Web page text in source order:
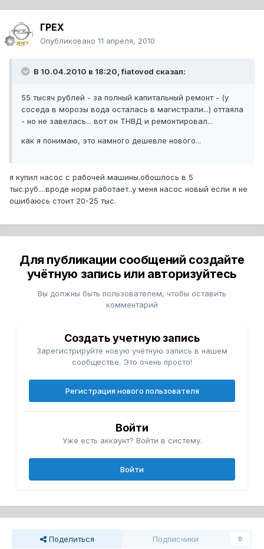
ГРЕХ
Опубликовано 11 апреля, 2010
В 10.04.2010 в 18:20, fiatovod сказал:
55 тысяч рублей - за полный капитальный ремонт - (у
соседа в морозы вода осталась в магистрали...) оттаяла
- но не завелась... вот он ТНВД и ремонтировал...
как я понимаю, это намного дешевле нового...
я купил насос с рабочей машины.обошлось в 5
тыс.руб....вроде норм работает..у меня насос новый если я не
ошибаюсь стоит 20-25 тыс.
Для публикации сообщений создайте
учётную запись или авторизуйтесь
Вы должны быть пользователем, чтобы оставить
комментарий
Создать учетную запись
Зарегистрируйте новую учётную запись в нашем
сообществе. Это очень просто!
Регистрация нового пользователя
Войти
Уже есть аккаунт? Войти в систему.
Войти
Поделиться Подписчики 0